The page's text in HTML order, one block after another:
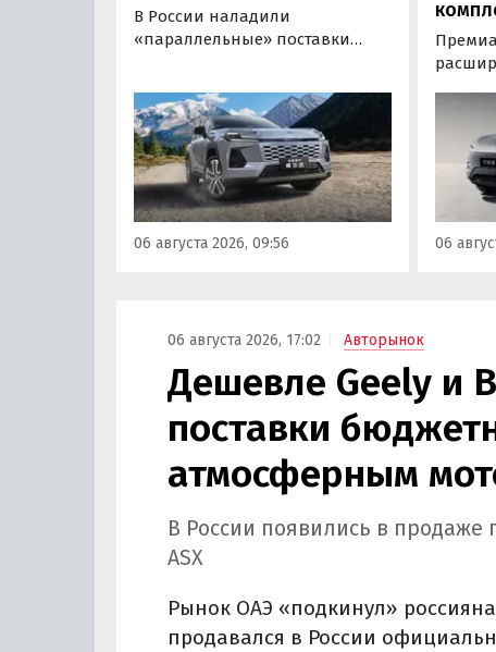
В России наладили
«параллельные» поставки
копией RAV4 для китайского
рынка. Там он стоит минимум 2
000 000 рублей по текущему
курсу, а у нас с учетом всех
расходов цены на них стартуют
от 3 700 000 рублей, выяснили
«Автоновости дня».
06 августа 2026, 09:56
этим
а
06
06 августа 2026, 17:02 Авторынок
Дешевле Geely и
поставки
атмосферным
В России появились в
ASX
Рынок ОАЭ «подкинул»
продавался в России